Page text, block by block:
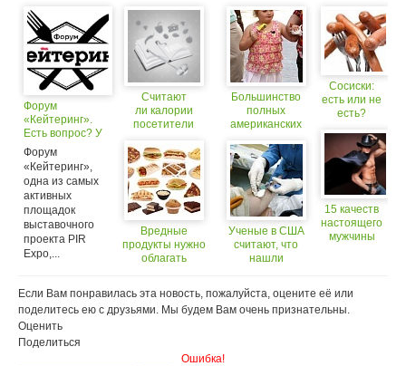
Форум
«Кейтеринг».
Есть вопрос? У
нас есть ответ!
Форум
«Кейтеринг»,
одна из самых
активных
площадок
выставочного
проекта PIR
Expo,...
Считают
ли калории
посетители
Вредные
продукты нужно
облагать
специалисты
Большинство
полных
американских
свой вес
нормальным
Ученые в США
считают, что
нашли
предсказывать
инфаркт
миокарда на
Сосиски:
есть или не
есть?
15 качеств
настоящего
мужчины
Если Вам понравилась эта новость, пожалуйста, оцените её или
поделитесь ею с друзьями. Мы будем Вам очень признательны.
Оценить
Поделиться
Ошибка!